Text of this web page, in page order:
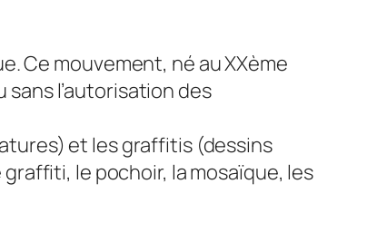
Ce mouvement, né au XXème
sans l’autorisation des
et les graffitis (dessins
le pochoir, la mosaïque, les